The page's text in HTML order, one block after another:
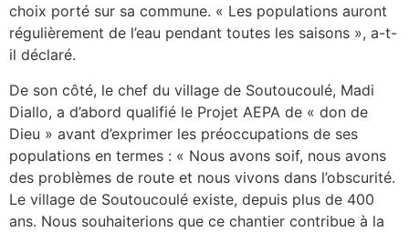
choix porté sur sa commune. « Les populations auront
régulièrement de l’eau pendant toutes les saisons », a-t-
il déclaré.
De son côté, le chef du village de Soutoucoulé, Madi
Diallo, a d’abord qualifié le Projet AEPA de « don de
Dieu » avant d’exprimer les préoccupations de ses
populations en termes : « Nous avons soif, nous avons
des problèmes de route et nous vivons dans l’obscurité.
Le village de Soutoucoulé existe, depuis plus de 400
ans. Nous souhaiterions que ce chantier contribue à la